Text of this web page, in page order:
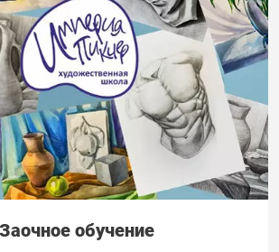
Заочное обучение